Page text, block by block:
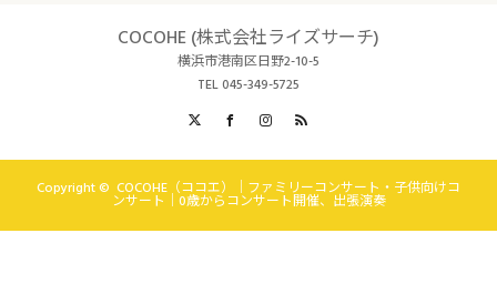
COCOHE (株式会社ライズサーチ)
横浜市港南区日野2-10-5
TEL 045-349-5725
FacebookInstagram
Copyright © COCOHE（ココエ）｜ファミリーコンサート・子供向けコ
ンサート｜0歳からコンサート開催、出張演奏